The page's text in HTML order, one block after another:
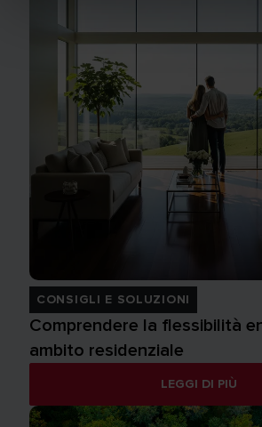
CONSIGLI E SOLUZIONI
Comprendere la flessibilità
ambito residenziale
LEGGI DI PIÙ